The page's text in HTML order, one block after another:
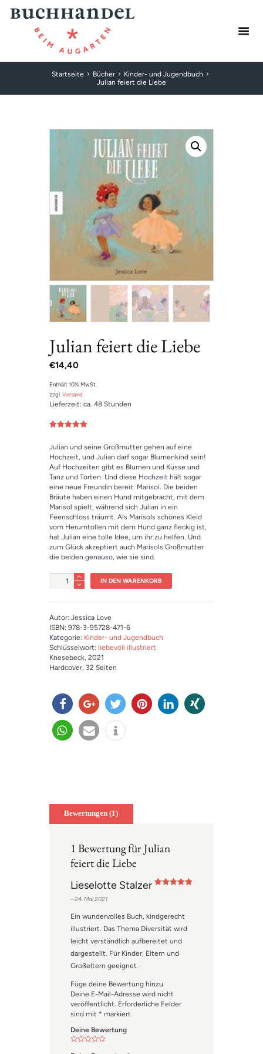
Startseite Bücher
Kinder- und Jugendbuch
Julian feiert die Liebe
Julian feiert die Liebe
€14,40
Enthält 10% MwSt.
zzgl. Versand
Lieferzeit: ca. 48 Stunden
basierend
auf
Kundenbewe
rtung
Julian und seine Großmutter gehen auf eine
Hochzeit, und Julian darf sogar Blumenkind sein!
Auf Hochzeiten gibt es Blumen und Küsse und
Tanz und Torten. Und diese Hochzeit hält sogar
eine neue Freundin bereit: Marisol. Die beiden
Bräute haben einen Hund mitgebracht, mit dem
Marisol spielt, während sich Julian in ein
Feenschloss träumt. Als Marisols schönes Kleid
vom Herumtollen mit dem Hund ganz fleckig ist,
hat Julian eine tolle Idee, um ihr zu helfen. Und
zum Glück akzeptiert auch Marisols Großmutter
die beiden genauso, wie sie sind.
Anzahl IN DEN WARENKORB
Autor: Jessica Love
ISBN: 978-3-95728-471-6
Kategorie: Kinder- und Jugendbuch
Schlüsselwort: liebevoll illustriert
Knesebeck, 2021
Hardcover, 32 Seiten
teilen teilen twitter
Bewertungen (1)
1 Bewertung fürJulian
feiert die Liebe
Lieselotte Stalzer
–24. Mai 2021
Ein wundervolles Buch, kindgerecht
illustriert. Das Thema Diversität wird
leicht verständlich aufbereitet und
dargestellt. Für Kinder, Eltern und
Großeltern geeignet.
Füge deine Bewertung hinzu
Deine E-Mail-Adresse wird nicht
veröffentlicht. Erforderliche Felder
sind mit * markiert
Deine Bewertung